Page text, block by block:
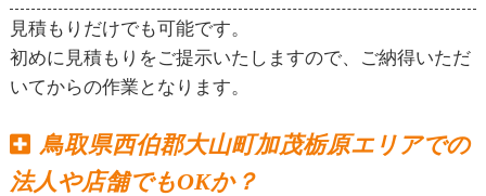
見積もりだけでも可能です。
初めに見積もりをご提示いたしますので、ご納得いただ
いてからの作業となります。
鳥取県西伯郡大山町加茂栃原エリアでの
法人や店舗でもOKか？